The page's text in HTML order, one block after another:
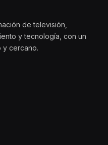
de televisión,
y tecnología, con un
y cercano.